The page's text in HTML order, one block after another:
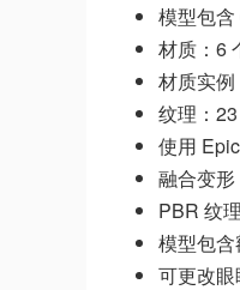
模型包含
材质：6
材质实例
纹理：
使用
融合变
PBR 纹
模型包含
可更改